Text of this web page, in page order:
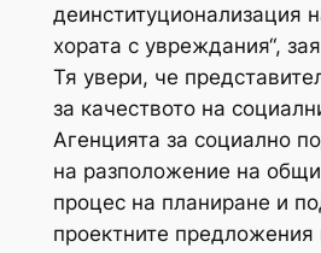
деинституционализация
хората с увреждания“,
Тя увери, че
за качеството на
Агенцията за социално
на разположение на
процес на планиране и
проектните предложения